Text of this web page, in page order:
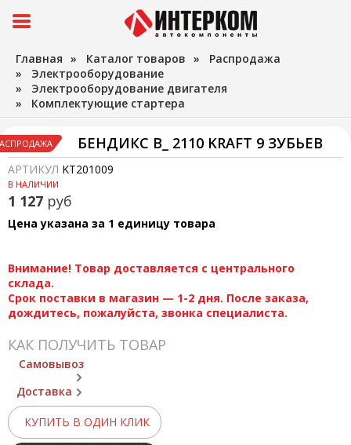
Главная » Каталог товаров » Распродажа
» Электрооборудование
» Электрооборудование двигателя
» Комплектующие стартера
БЕНДИКС В_ 2110 KRAFT 9 ЗУБЬЕВ
АРТИКУЛ KT201009
В НАЛИЧИИ
1 127 руб
Цена указана за 1 единицу товара
Внимание! Товар доставляется с центрального
склада.
Срок поставки в магазин — 1-2 дня. После заказа,
дождитесь, пожалуйста, звонка специалиста.
КАК ПОЛУЧИТЬ ТОВАР
Самовывоз
Доставка
КУПИТЬ В ОДИН КЛИК